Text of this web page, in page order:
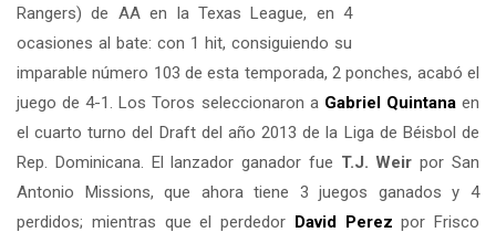
Rangers) de AA en la Texas League, en 4
ocasiones al bate: con 1 hit, consiguiendo su
imparable número 103 de esta temporada, 2 ponches, acabó el
juego de 4-1. Los Toros seleccionaron a Gabriel Quintanaen
el cuarto turno del Draft del año 2013 de la Liga de Béisbol de
Rep. Dominicana. El lanzador ganador fue T.J. Weir por San
Antonio Missions, que ahora tiene 3 juegos ganados y 4
perdidos; mientras que el perdedor David Perez por Frisco